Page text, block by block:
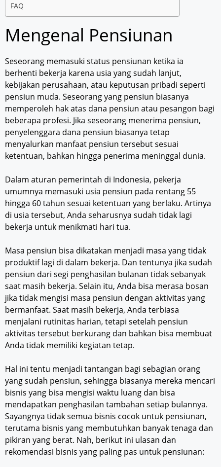
FAQ
Mengenal Pensiunan
Seseorang memasuki status pensiunan ketika ia
berhenti bekerja karena usia yang sudah lanjut,
kebijakan perusahaan, atau keputusan pribadi seperti
pensiun muda. Seseorang yang pensiun biasanya
memperoleh hak atas dana pensiun atau pesangon bagi
beberapa profesi. Jika seseorang menerima pensiun,
penyelenggara dana pensiun biasanya tetap
menyalurkan manfaat pensiun tersebut sesuai
ketentuan, bahkan hingga penerima meninggal dunia.
Dalam aturan pemerintah di Indonesia, pekerja
umumnya memasuki usia pensiun pada rentang 55
hingga 60 tahun sesuai ketentuan yang berlaku. Artinya
di usia tersebut, Anda seharusnya sudah tidak lagi
bekerja untuk menikmati hari tua.
Masa pensiun bisa dikatakan menjadi masa yang tidak
produktif lagi di dalam bekerja. Dan tentunya jika sudah
pensiun dari segi penghasilan bulanan tidak sebanyak
saat masih bekerja. Selain itu, Anda bisa merasa bosan
jika tidak mengisi masa pensiun dengan aktivitas yang
bermanfaat. Saat masih bekerja, Anda terbiasa
menjalani rutinitas harian, tetapi setelah pensiun
aktivitas tersebut berkurang dan bahkan bisa membuat
Anda tidak memiliki kegiatan tetap.
Hal ini tentu menjadi tantangan bagi sebagian orang
yang sudah pensiun, sehingga biasanya mereka mencari
bisnis yang bisa mengisi waktu luang dan bisa
mendapatkan penghasilan tambahan setiap bulannya.
Sayangnya tidak semua bisnis cocok untuk pensiunan,
terutama bisnis yang membutuhkan banyak tenaga dan
pikiran yang berat. Nah, berikut ini ulasan dan
rekomendasi bisnis yang paling pas untuk pensiunan: